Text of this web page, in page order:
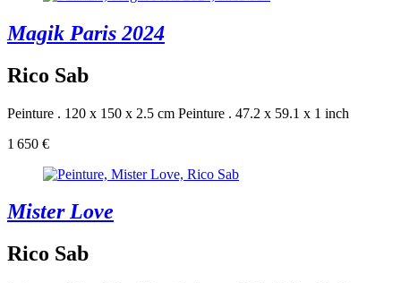
Magik Paris 2024
Rico Sab
Peinture . 120 x 150 x 2.5 cm Peinture . 47.2 x 59.1 x 1 inch
1 650 €
Mister Love
Rico Sab